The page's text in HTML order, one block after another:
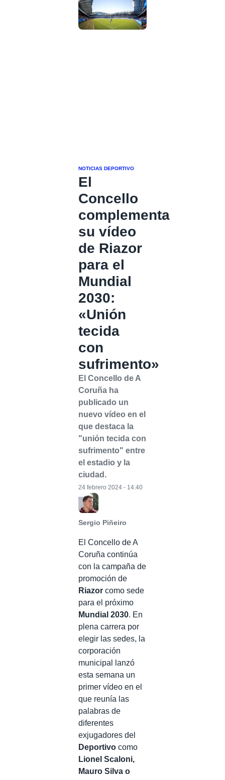
NOTICIAS DEPORTIVO
El
Concello
complementa
su vídeo
de Riazor
para el
Mundial
2030:
«Unión
tecida
con
sufrimento»
El Concello de A
Coruña ha
publicado un
nuevo vídeo en el
que destaca la
"unión tecida con
sufrimento" entre
el estadio y la
ciudad.
Sergio Piñeiro
24 febrero 2024 - 14:40
El Concello de A
Coruña continúa
con la campaña de
promoción de
Riazor como sede
para el próximo
Mundial 2030. En
plena carrera por
elegir las sedes, la
corporación
municipal lanzó
esta semana un
primer vídeo en el
que reunía las
palabras de
diferentes
exjugadores del
Deportivo como
Lionel Scaloni,
Mauro Silva o